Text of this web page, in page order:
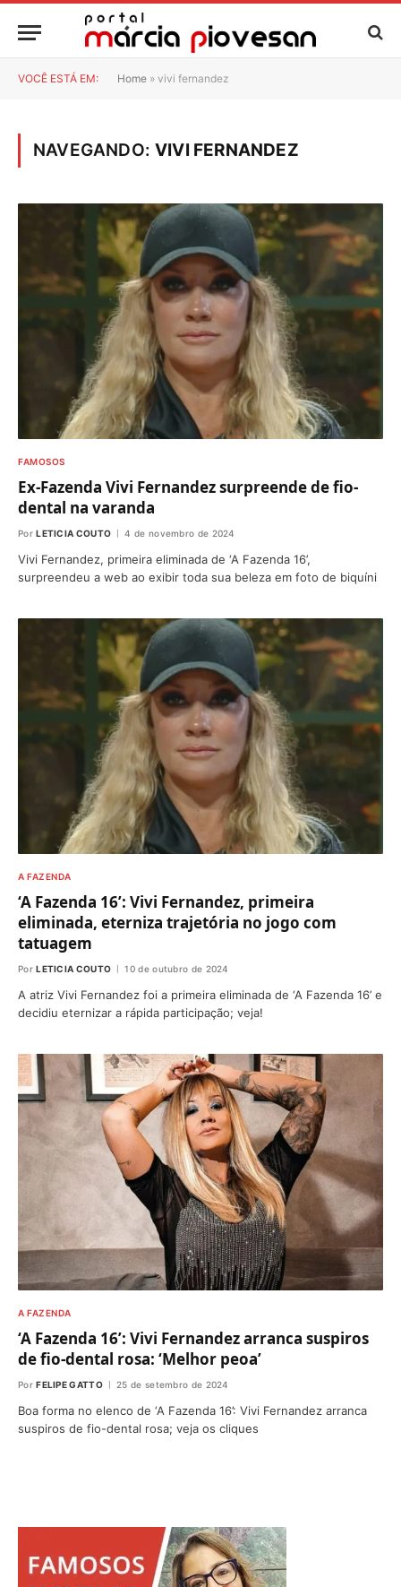
VOCÊ ESTÁ EM: Home » vivi fernandez
NAVEGANDO:VIVI FERNANDEZ
FAMOSOS
Ex-Fazenda Vivi Fernandez surpreende de fio-
dental na varanda
Por LETICIA COUTO 4 de novembro de 2024
Vivi Fernandez, primeira eliminada de ‘A Fazenda 16’,
surpreendeu a web ao exibir toda sua beleza em foto de biquíni
A FAZENDA
‘A Fazenda 16’: Vivi Fernandez, primeira
eliminada, eterniza trajetória no jogo com
tatuagem
Por LETICIA COUTO 10 de outubro de 2024
A atriz Vivi Fernandez foi a primeira eliminada de ‘A Fazenda 16’ e
decidiu eternizar a rápida participação; veja!
A FAZENDA
‘A Fazenda 16’: Vivi Fernandez arranca suspiros
de fio-dental rosa: ‘Melhor peoa’
Por FELIPE GATTO 25 de setembro de 2024
Boa forma no elenco de ‘A Fazenda 16’: Vivi Fernandez arranca
suspiros de fio-dental rosa; veja os cliques